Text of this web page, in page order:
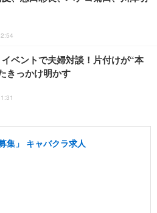
ベントで夫婦対談！片付けが“本
きっかけ明かす
集」 キャバクラ求人